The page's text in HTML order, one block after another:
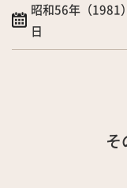
昭和56年（1981
日
そ